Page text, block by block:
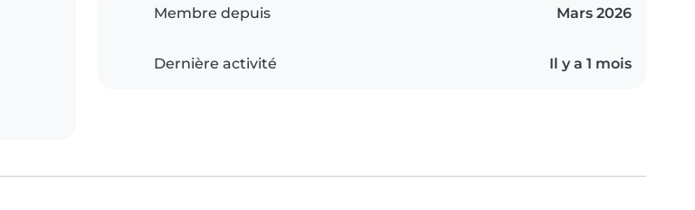
Membre depuis Mars 2026
Dernière activité Il y a 1 mois